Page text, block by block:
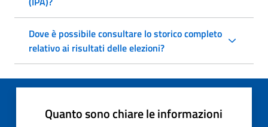
Dove è possibile consultare lo storico completo
relativo ai risultati delle elezioni?
Quanto sono chiare le informazioni